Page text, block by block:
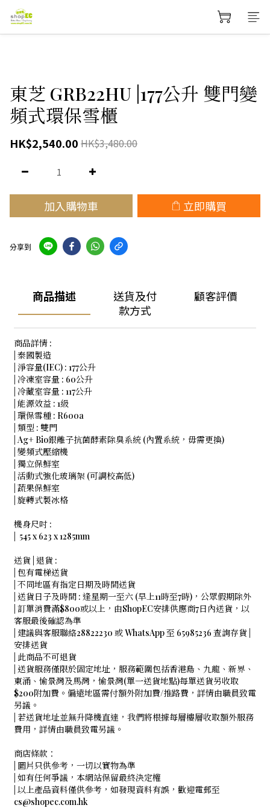
東芝 GRB22HU |177公升 雙門變
頻式環保雪櫃
HK$2,540.00 HK$3,480.00
加入購物車 立即購買
分享到
商品描述
送貨及付
款方式
顧客評價
商品詳情 :
| 泰國製造
| 淨容量(IEC) : 177公升
| 冷凍室容量 : 60公升
| 冷藏室容量 : 117公升
| 能源效益 : 1級
| 環保雪種 : R600a
| 類型 : 雙門
| Ag+ Bio銀離子抗菌酵素除臭系統 (內置系統，毋需更換)
| 變頻式壓縮機
| 獨立保鮮室
| 活動式強化玻璃架 (可調校高低)
| 蔬果保鮮室
| 旋轉式製冰格
機身尺吋 :
| 545 x 623 x 1285mm
送貨 | 退貨 :
| 包有電梯送貨
| 不同地區有指定日期及時間送貨
| 送貨日子及時間 : 逢星期一至六 (早上11時至7時)，公眾假期除外
| 訂單消費滿$800或以上，由ShopEC安排供應商7日內送貨，以
客服最後確認為準
| 建議與客服聯絡28822230 或 WhatsApp 至 65985236 查詢存貨 |
安排送貨
| 此商品不可退貨
| 送貨服務僅限於固定地址，服務範圍包括香港島、九龍、新界、
東涌、愉景灣及馬灣，愉景灣(單一送貨地點)每單送貨另收取
$200附加費。偏遠地區需付額外附加費/推路費，詳情由職員致電
另議。
| 若送貨地址並無升降機直達，我們將根據每層樓層收取額外服務
費用，詳情由職員致電另議。
商店條款：
| 圖片只供參考，一切以實物為準
| 如有任何爭議，本網站保留最終決定權
| 以上產品資料僅供參考，如發現資料有誤，歡迎電郵至
cs@shopec.com.hk